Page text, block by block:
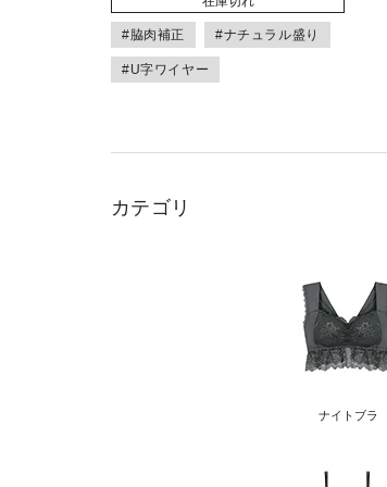
#脇肉補正 #ナチュラル盛り
#U字ワイヤー
カテゴリ
ナイトブラ